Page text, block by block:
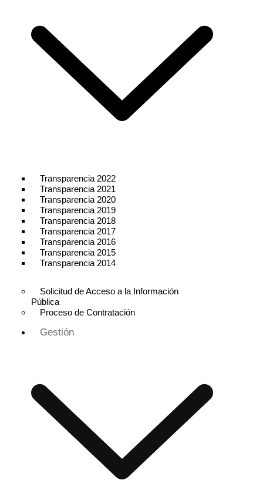
Transparencia 2022
Transparencia 2021
Transparencia 2020
Transparencia 2019
Transparencia 2018
Transparencia 2017
Transparencia 2016
Transparencia 2015
Transparencia 2014
Solicitud de Acceso a la Información
Pública
Proceso de Contratación
Gestión